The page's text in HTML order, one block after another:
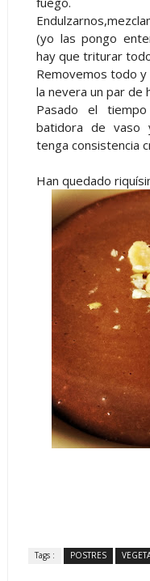
(yo las pongo
hay que triturar
Removemos todo y
la nevera un par de
Pasado el
batidora de vaso
tenga consistencia
Han quedado
Tags : POSTRES